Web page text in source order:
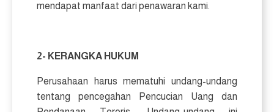
mendapat manfaat dari penawaran kami.
2- KERANGKA HUKUM
Perusahaan harus mematuhi undang-undang
tentang pencegahan Pencucian Uang dan